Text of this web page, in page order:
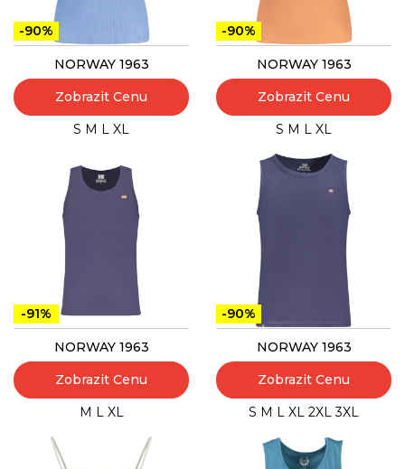
-90%
NORWAY 1963
Zobrazit Cenu
S M L XL
-90%
NORWAY 1963
Zobrazit Cenu
S M L XL
-91%
NORWAY 1963
Zobrazit Cenu
M L XL
-90%
NORWAY 1963
Zobrazit Cenu
S M L XL 2XL 3XL